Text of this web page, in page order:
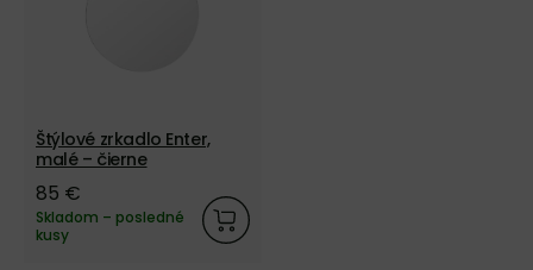
Štýlové zrkadlo Enter,
malé – čierne
85 €
Skladom – posledné
kusy